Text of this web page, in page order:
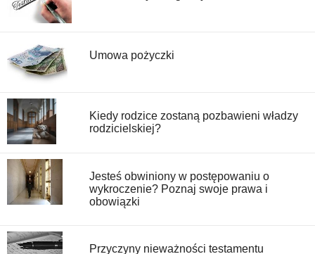
Umowa pożyczki
Kiedy rodzice zostaną pozbawieni władzy
rodzicielskiej?
Jesteś obwiniony w postępowaniu o
wykroczenie? Poznaj swoje prawa i
obowiązki
Przyczyny nieważności testamentu